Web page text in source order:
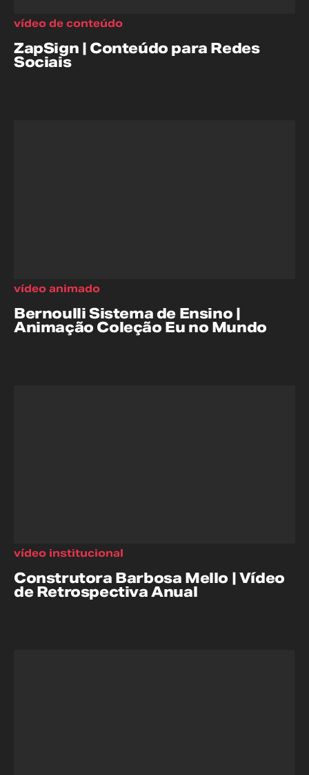
ZapSign | Conteúdo para Redes
Sociais
vídeo de conteúdo
Bernoulli Sistema de Ensino |
Animação Coleção Eu no Mundo
vídeo animado
Construtora Barbosa Mello | Vídeo
de Retrospectiva Anual
vídeo institucional